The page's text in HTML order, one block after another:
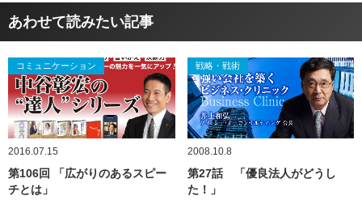
あわせて読みたい記事
コミュニケーション
2016.07.15
第106回 「広がりのあるスピー
チとは」
戦略・戦術
2008.10.8
第27話 「優良法人がどうし
た！」